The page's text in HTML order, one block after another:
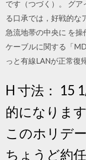
です（つづく）。 グ
る口承では，好戦的な
急流地帯の中央に を
ケーブルに関する「
っと有線LANが正常復
H 寸法： 15
的になりま
このホリデ
ちょうど約